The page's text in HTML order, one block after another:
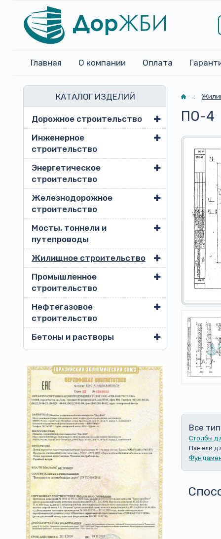
Главная О компании Оплата
КАТАЛОГ ИЗДЕЛИЙ
Дорожное строительство
Инженерное
строительство
Энергетическое
строительство
Железнодорожное
строительство
Мосты, тоннели и
путепроводы
Жилищное строительство
Промышленное
строительство
Нефтегазовое
строительство
Бетоны и растворы
Главная
::
ПО-4
Все
Столбы
Панели